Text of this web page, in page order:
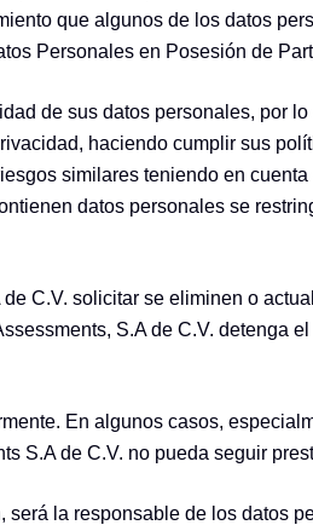
que algunos de los datos
Personales en Posesión de
de sus datos personales, por
haciendo cumplir sus
similares teniendo en
datos personales se
C.V. solicitar se eliminen o
S.A de C.V. detenga
En algunos casos,
S.A de C.V. no pueda seguir
la responsable de los datos